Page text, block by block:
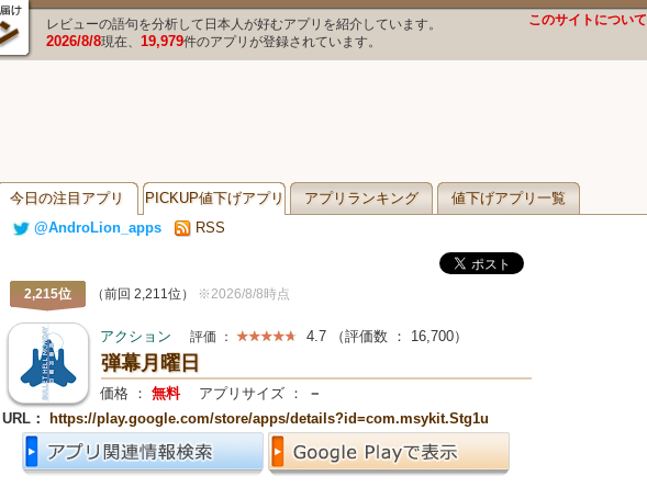
レビューの語句を分析して日本人が好むアプリを紹介しています。
2026/8/8現在、 19,979件のアプリが登録されています。
このサイトについて
今日の注目アプリ PICKUP値下げアプリ アプリランキング
値下げアプリ一覧
@AndroLion_apps
RSS
2,215位 （前回 2,211位） ※2026/8/8時点
アクション 評価 ： 4.7 （評価数 ： 16,700）
弾幕月曜日
価格 ： 無料 アプリサイズ ：
－
URL：
https://play.google.com/store/apps/details?id=com.msykit.Stg1u